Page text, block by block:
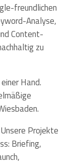
freundlichen
Analyse,
Content-
zu
Hand.
Projekte
Briefing,